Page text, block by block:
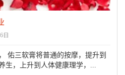
日
佑三软膏将普通的按摩，提升到
生，上升到人体健康理学，...